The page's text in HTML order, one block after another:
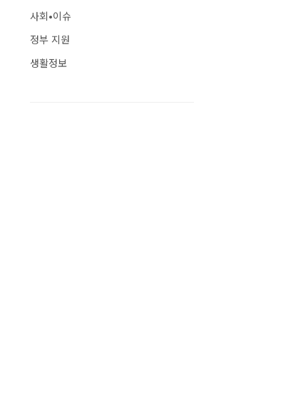
사회•이슈
정부 지원
생활정보